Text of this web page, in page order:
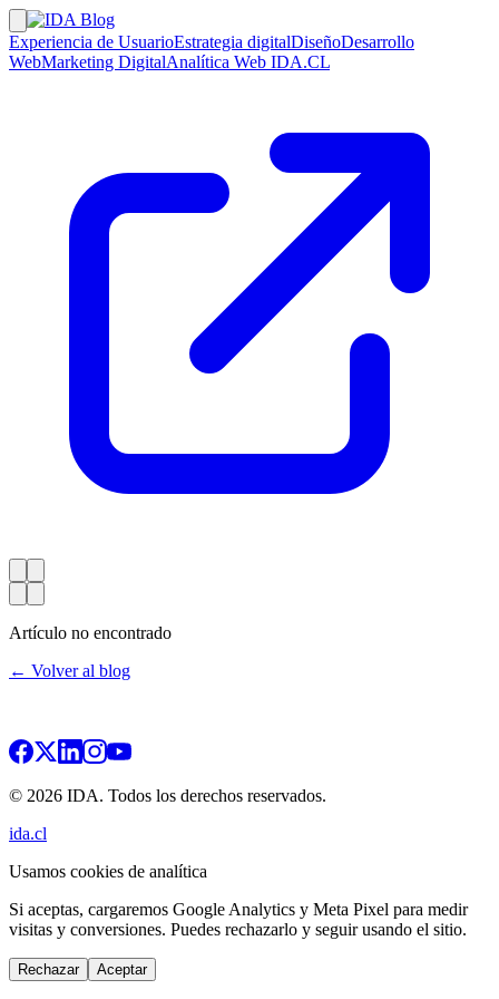
Experiencia de UsuarioEstrategia digitalDiseñoDesarrollo
WebMarketing DigitalAnalítica Web IDA.CL
Artículo no encontrado
← Volver al blog
© 2026 IDA. Todos los derechos reservados.
ida.cl
Usamos cookies de analítica
Si aceptas, cargaremos Google Analytics y Meta Pixel para medir
visitas y conversiones. Puedes rechazarlo y seguir usando el sitio.
Rechazar Aceptar